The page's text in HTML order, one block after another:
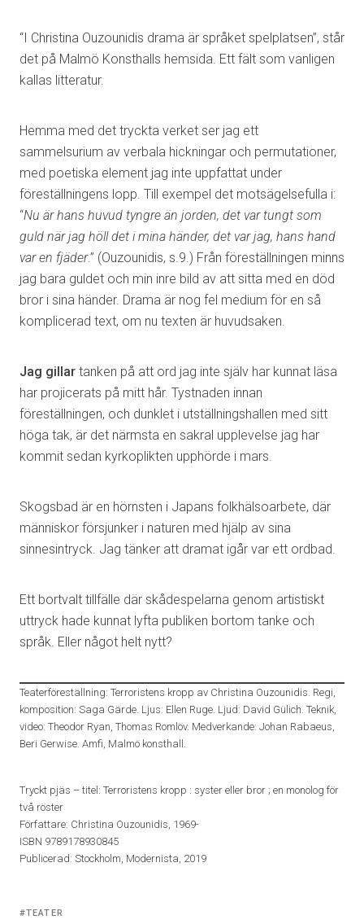
“I Christina Ouzounidis drama är språket spelplatsen”, står
det på Malmö Konsthalls hemsida. Ett fält som vanligen
kallas litteratur.
Hemma med det tryckta verket ser jag ett
sammelsurium av verbala hickningar och permutationer,
med poetiska element jag inte uppfattat under
föreställningens lopp. Till exempel det motsägelsefulla i:
“Nu är hans huvud tyngre än jorden, det var tungt som
guld när jag höll det i mina händer, det var jag, hans hand
var en fjäder.” (Ouzounidis, s.9.) Från föreställningen minns
jag bara guldet och min inre bild av att sitta med en död
bror i sina händer. Drama är nog fel medium för en så
komplicerad text, om nu texten är huvudsaken.
Jag gillar tanken på att ord jag inte själv har kunnat läsa
har projicerats på mitt hår. Tystnaden innan
föreställningen, och dunklet i utställningshallen med sitt
höga tak, är det närmsta en sakral upplevelse jag har
kommit sedan kyrkoplikten upphörde i mars.
Skogsbad är en hörnsten i Japans folkhälsoarbete, där
människor försjunker i naturen med hjälp av sina
sinnesintryck. Jag tänker att dramat igår var ett ordbad.
Ett bortvalt tillfälle där skådespelarna genom artistiskt
uttryck hade kunnat lyfta publiken bortom tanke och
språk. Eller något helt nytt?
Teaterföreställning: Terroristens kropp av Christina Ouzounidis. Regi,
komposition: Saga Gärde. Ljus: Ellen Ruge. Ljud: David Gülich. Teknik,
video: Theodor Ryan, Thomas Romlöv. Medverkande: Johan Rabaeus,
Beri Gerwise. Amfi, Malmö konsthall.
Tryckt pjäs – titel: Terroristens kropp : syster eller bror ; en monolog för
två röster
Författare: Christina Ouzounidis, 1969-
ISBN 9789178930845
Publicerad: Stockholm, Modernista, 2019
Tagged
TEATER